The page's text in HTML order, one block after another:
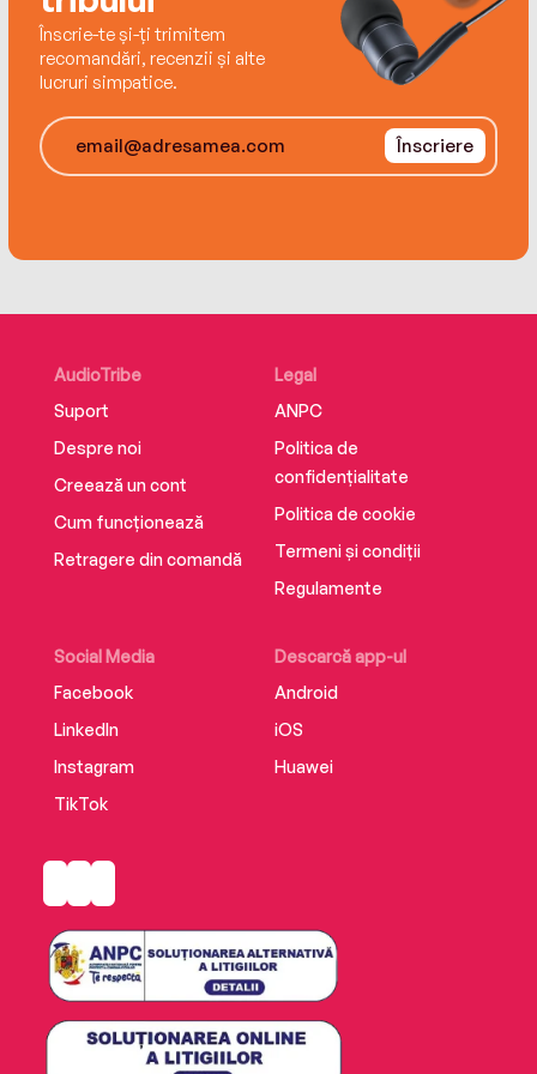
DEATH ON THE NILE®, AGATHA CHRISTIE®
AND POIROT® are registered trademarks of
elsewhere. All rights reserved.
Înscrie-te și-ți trimitem
recomandări, recenzii și alte
lucruri simpatice.
Înscriere
AudioTribe
Suport
Despre noi
Creează un cont
Cum funcționează
Retragere din comandă
Social Media
Facebook
LinkedIn
Instagram
TikTok
Descarcă app-ul
Android
iOS
Huawei
Legal
ANPC
Politica de
confidențialitate
Politica de cookie
Termeni și condiții
Regulamente